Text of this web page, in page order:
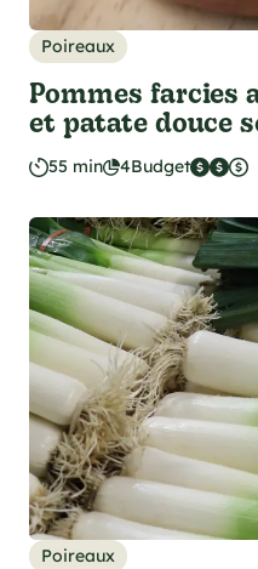
Poireaux
Pommes farcies
et patate douce
55 min 4Budget
Poireaux